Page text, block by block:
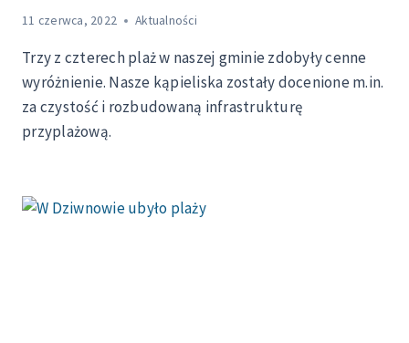
11 czerwca, 2022 Aktualności
Trzy z czterech plaż w naszej gminie zdobyły cenne
wyróżnienie. Nasze kąpieliska zostały docenione m.in.
za czystość i rozbudowaną infrastrukturę
przyplażową.